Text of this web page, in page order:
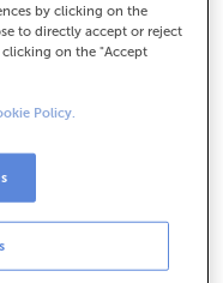
robo
seguridad contra
a efectos del
by clicking on the
to directly accept or reject
on the "Accept
Policy.